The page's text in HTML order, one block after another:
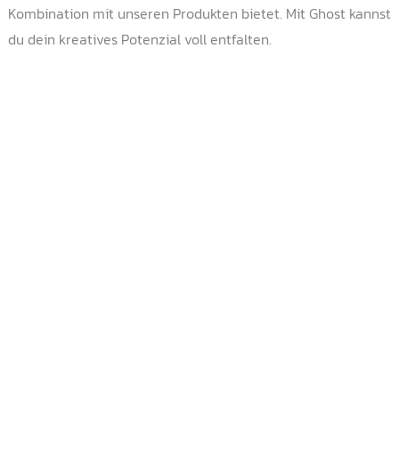
Kombination mit unseren Produkten bietet. Mit Ghost kannst
du dein kreatives Potenzial voll entfalten.